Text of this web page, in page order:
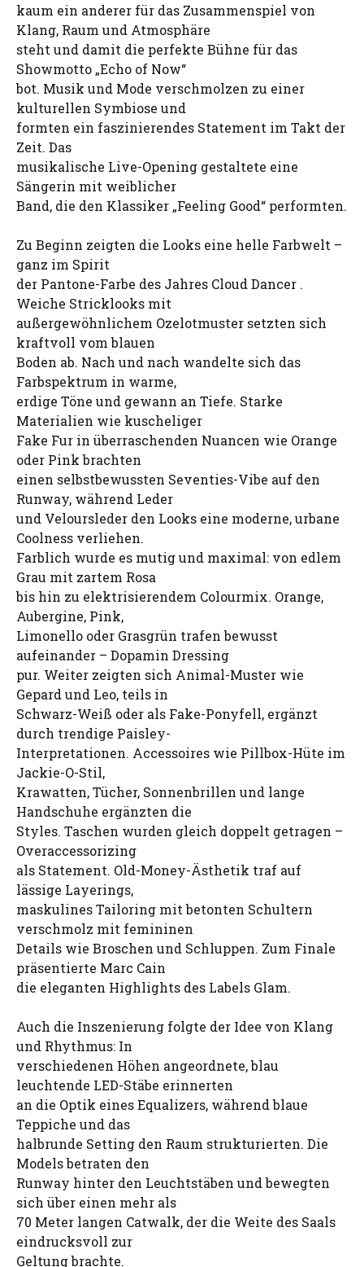
kaum ein anderer für das Zusammenspiel von
Klang, Raum und Atmosphäre
steht und damit die perfekte Bühne für das
Showmotto „Echo of Now“
bot. Musik und Mode verschmolzen zu einer
kulturellen Symbiose und
formten ein faszinierendes Statement im Takt der
Zeit. Das
musikalische Live-Opening gestaltete eine
Sängerin mit weiblicher
Band, die den Klassiker „Feeling Good“ performten.
Zu Beginn zeigten die Looks eine helle Farbwelt –
ganz im Spirit
der Pantone-Farbe des Jahres Cloud Dancer .
Weiche Stricklooks mit
außergewöhnlichem Ozelotmuster setzten sich
kraftvoll vom blauen
Boden ab. Nach und nach wandelte sich das
Farbspektrum in warme,
erdige Töne und gewann an Tiefe. Starke
Materialien wie kuscheliger
Fake Fur in überraschenden Nuancen wie Orange
oder Pink brachten
einen selbstbewussten Seventies-Vibe auf den
Runway, während Leder
und Veloursleder den Looks eine moderne, urbane
Coolness verliehen.
Farblich wurde es mutig und maximal: von edlem
Grau mit zartem Rosa
bis hin zu elektrisierendem Colourmix. Orange,
Aubergine, Pink,
Limonello oder Grasgrün trafen bewusst
aufeinander – Dopamin Dressing
pur. Weiter zeigten sich Animal-Muster wie
Gepard und Leo, teils in
Schwarz-Weiß oder als Fake-Ponyfell, ergänzt
durch trendige Paisley-
Interpretationen. Accessoires wie Pillbox-Hüte im
Jackie-O-Stil,
Krawatten, Tücher, Sonnenbrillen und lange
Handschuhe ergänzten die
Styles. Taschen wurden gleich doppelt getragen –
Overaccessorizing
als Statement. Old-Money-Ästhetik traf auf
lässige Layerings,
maskulines Tailoring mit betonten Schultern
verschmolz mit femininen
Details wie Broschen und Schluppen. Zum Finale
präsentierte Marc Cain
die eleganten Highlights des Labels Glam.
Auch die Inszenierung folgte der Idee von Klang
und Rhythmus: In
verschiedenen Höhen angeordnete, blau
leuchtende LED-Stäbe erinnerten
an die Optik eines Equalizers, während blaue
Teppiche und das
halbrunde Setting den Raum strukturierten. Die
Models betraten den
Runway hinter den Leuchtstäben und bewegten
sich über einen mehr als
70 Meter langen Catwalk, der die Weite des Saals
eindrucksvoll zur
Geltung brachte.